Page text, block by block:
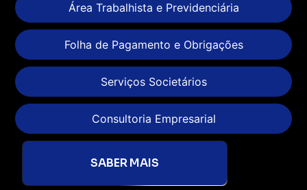
Área Trabalhista e Previdenciária
Folha de Pagamento e Obrigações
Serviços Societários
Consultoria Empresarial
SABER MAIS